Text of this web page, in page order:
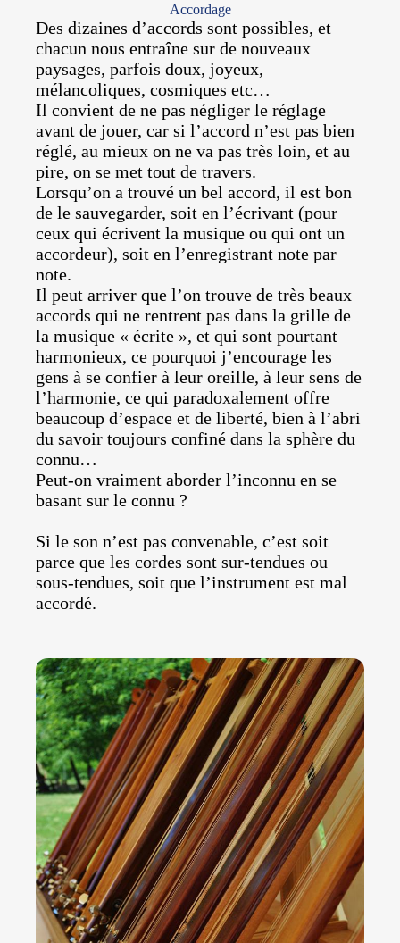
Accordage
Des dizaines d’accords sont possibles, et
chacun nous entraîne sur de nouveaux
paysages, parfois doux, joyeux,
mélancoliques, cosmiques etc…
Il convient de ne pas négliger le réglage
avant de jouer, car si l’accord n’est pas bien
réglé, au mieux on ne va pas très loin, et au
pire, on se met tout de travers.
Lorsqu’on a trouvé un bel accord, il est bon
de le sauvegarder, soit en l’écrivant (pour
ceux qui écrivent la musique ou qui ont un
accordeur), soit en l’enregistrant note par
note.
Il peut arriver que l’on trouve de très beaux
accords qui ne rentrent pas dans la grille de
la musique « écrite », et qui sont pourtant
harmonieux, ce pourquoi j’encourage les
gens à se confier à leur oreille, à leur sens de
l’harmonie, ce qui paradoxalement offre
beaucoup d’espace et de liberté, bien à l’abri
du savoir toujours confiné dans la sphère du
connu…
Peut-on vraiment aborder l’inconnu en se
basant sur le connu ?
Si le son n’est pas convenable, c’est soit
parce que les cordes sont sur-tendues ou
sous-tendues, soit que l’instrument est mal
accordé.